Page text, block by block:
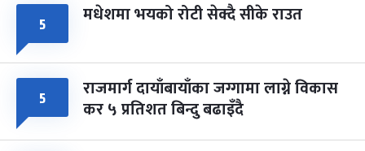
५ मधेशमा भयको रोटी सेक्दै सीके राउत
५ राजमार्ग दायाँबायाँका जग्गामा लाग्ने विकास
कर ५ प्रतिशत बिन्दु बढाइँदै